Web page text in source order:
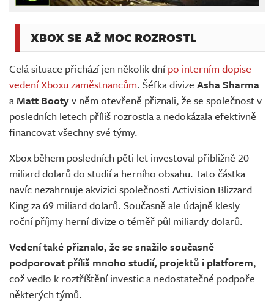
XBOX SE AŽ MOC ROZROSTL
Celá situace přichází jen několik dnípo interním dopise
vedení Xboxu zaměstnancům. Šéfka divize Asha Sharma
a Matt Bootyv něm otevřeně přiznali, že se společnost v
posledních letech příliš rozrostla a nedokázala efektivně
financovat všechny své týmy.
Xbox během posledních pěti let investoval přibližně 20
miliard dolarů do studií a herního obsahu. Tato částka
navíc nezahrnuje akvizici společnosti Activision Blizzard
King za 69 miliard dolarů. Současně ale údajně klesly
roční příjmy herní divize o téměř půl miliardy dolarů.
Vedení také přiznalo, že se snažilo současně
podporovat příliš mnoho studií, projektů i platforem,
což vedlo k roztříštění investic a nedostatečné podpoře
některých týmů.